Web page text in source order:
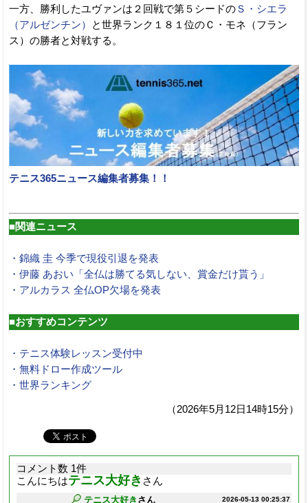
一方、勝利したユヴァンは２回戦で第５シードのＳ・シエラ
（アルゼンチン）
と世界ランク１８１位のＣ・モネ（フラン
ス）の勝者と対戦する。
テニス365ニュース編集者募集！！
■関連ニュース
・錦織 圭 今季で現役引退を発表
・伊藤 あおい「全仏は勝てる気しない、賞金だけ貰う」
・アルカラス 全仏OP欠場を発表
■おすすめコンテンツ
・テニス体験レッスン受付中
・無料ドロー作成ツール
・世界ランキング
（2026年5月12日14時15分）
コメント数 1件
こんにちはテニス大好き さん
2026-05-13 00:25:37
テニス大好き さん